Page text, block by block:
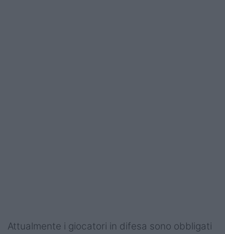
Attualmente i giocatori in difesa sono obbligati